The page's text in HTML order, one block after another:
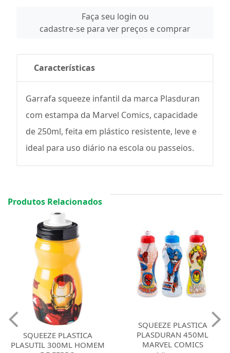
Faça seu login ou
cadastre-se para ver preços e comprar
Características
Garrafa squeeze infantil da marca Plasduran
com estampa da Marvel Comics, capacidade
de 250ml, feita em plástico resistente, leve e
ideal para uso diário na escola ou passeios.
Produtos Relacionados
SQUEEZE PLASTICA
PLASDURAN 450ML
MARVEL COMICS
SQUEEZE PLASTICA
PLASDURAN 250ML
PRINCESAS